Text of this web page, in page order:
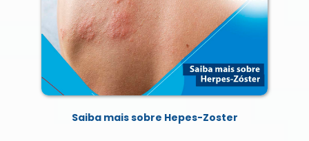
Saiba mais sobre Hepes-Zoster